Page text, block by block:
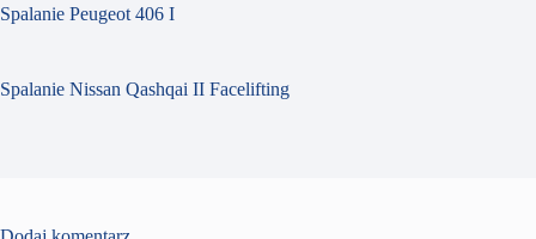
Spalanie Peugeot 406 I
Spalanie Nissan Qashqai II Facelifting